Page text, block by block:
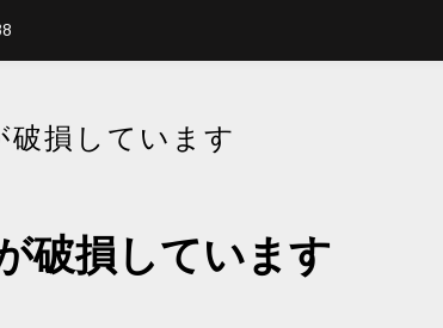
損しています
破損しています